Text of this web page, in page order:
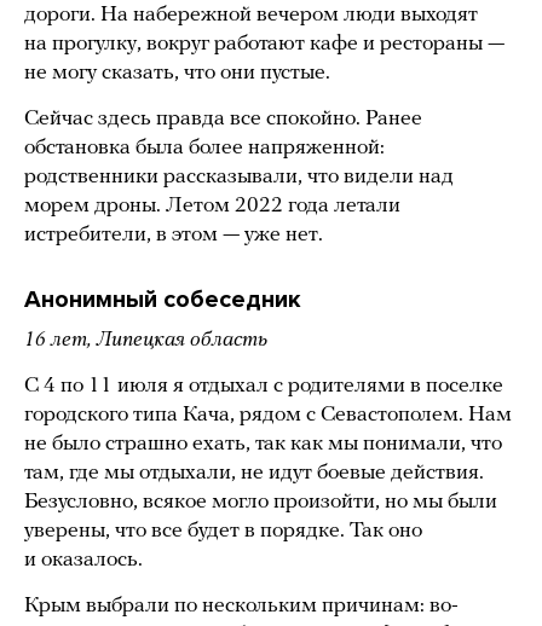
дороги. На набережной вечером люди выходят
на прогулку, вокруг работают кафе и рестораны —
не могу сказать, что они пустые.
Сейчас здесь правда все спокойно. Ранее
обстановка была более напряженной:
родственники рассказывали, что видели над
морем дроны. Летом 2022 года летали
истребители, в этом — уже нет.
Анонимный собеседник
16 лет, Липецкая область
С 4 по 11 июля я отдыхал с родителями в поселке
городского типа Кача, рядом с Севастополем. Нам
не было страшно ехать, так как мы понимали, что
там, где мы отдыхали, не идут боевые действия.
Безусловно, всякое могло произойти, но мы были
уверены, что все будет в порядке. Так оно
и оказалось.
Крым выбрали по нескольким причинам: во-